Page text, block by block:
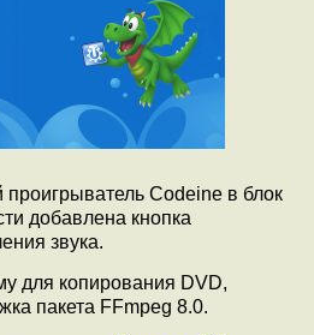
Codeine в блок
добавлена кнопка
звука.
для копирования DVD,
пакета FFmpeg 8.0.